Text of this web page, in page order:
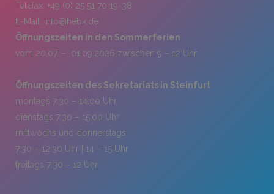
Telefax: +49 (0) 25 51 70 19-38
E-Mail: info@hebk.de
Öffnungszeiten in den Sommerferien
vom 20.07. – 01.09.2026 zwischen 9 – 12 Uhr
Öffnungszeiten des Sekretariats in Steinfurt
montags 7:30 – 14:00 Uhr
dienstags 7:30 – 15:00 Uhr
mittwochs und donnerstags
7:30 – 12:30 Uhr | 14 – 15 Uhr
freitags 7:30 – 12 Uhr